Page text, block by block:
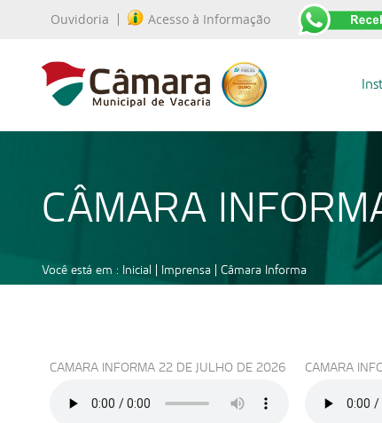
Ouvidoria Acesso à Informação
CÂMARA
Você está em : Inicial | Imprensa | Câmara Informa
CAMARA INFORMA 22 DE JULHO DE 2026 CAMARA